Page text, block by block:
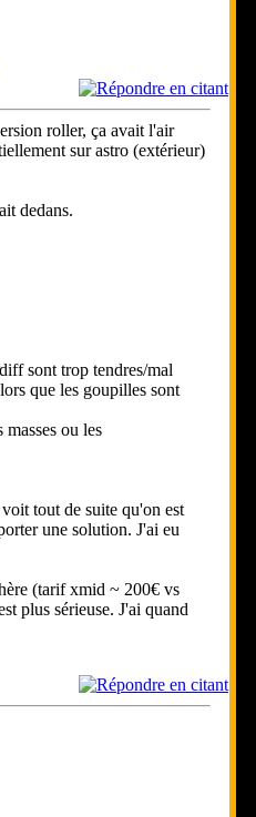
roller, ça avait l'air
sur astro (extérieur)
dedans.
sont trop tendres/mal
que les goupilles sont
ou les
tout de suite qu'on est
une solution. J'ai eu
(tarif xmid ~ 200€ vs
plus sérieuse. J'ai quand